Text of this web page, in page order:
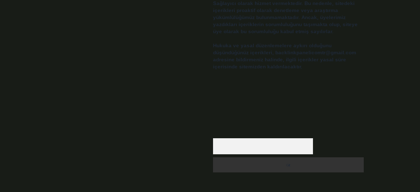
Sağlayıcı olarak hizmet vermektedir. Bu nedenle, sitedeki
içerikleri proaktif olarak denetleme veya araştırma
yükümlülüğümüz bulunmamaktadır. Ancak, üyelerimiz
yazdıkları içeriklerin sorumluluğunu taşımakta olup, siteye
üye olarak bu sorumluluğu kabul etmiş sayılırlar.
Hukuka ve yasal düzenlemelere aykırı olduğunu
düşündüğünüz içerikleri,
backlinkpanelicomtr@gmail.com
adresine bildirmeniz halinde, ilgili içerikler yasal süre
içerisinde sitemizden kaldırılacaktır.